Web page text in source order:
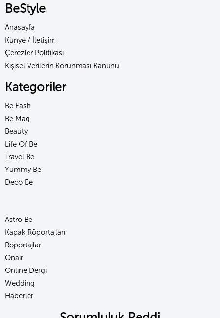
BeStyle
Anasayfa
Künye / İletişim
Çerezler Politikası
Kişisel Verilerin Korunması Kanunu
Kategoriler
Be Fash
Be Mag
Beauty
Life Of Be
Travel Be
Yummy Be
Deco Be
Astro Be
Kapak Röportajları
Röportajlar
Onair
Online Dergi
Wedding
Haberler